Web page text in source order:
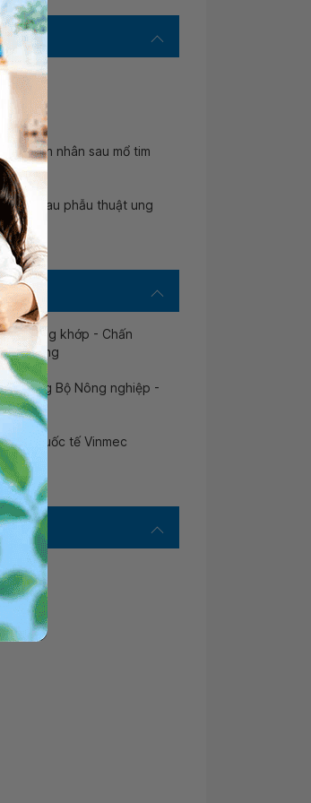
bệnh nhân sau mổ tim
nhân sau phẫu thuật ung
Xương khớp - Chấn
Ương
năng Bộ Nông nghiệp -
Quốc tế Vinmec